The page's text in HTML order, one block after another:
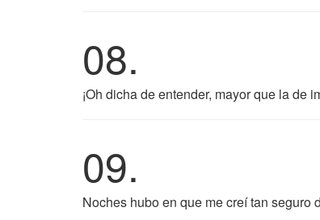
08.
¡Oh dicha de entender, mayor que la de
09.
Noches hubo en que me creí tan